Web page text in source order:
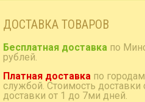
ДОСТАВКА ТОВАРОВ
Бесплатная доставка по
рублей.
Платная доставка по
службой. Стоимость доставки
доставки от 1 до 7ми дней.